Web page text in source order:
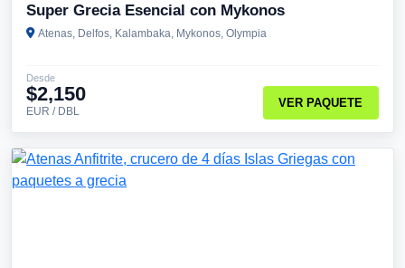
Super Grecia Esencial con Mykonos
Atenas, Delfos, Kalambaka, Mykonos, Olympia
Desde
$2,150
EUR / DBL
VER PAQUETE